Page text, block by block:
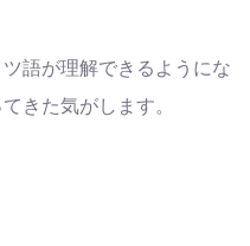
語が理解できるようにな
きた気がします。